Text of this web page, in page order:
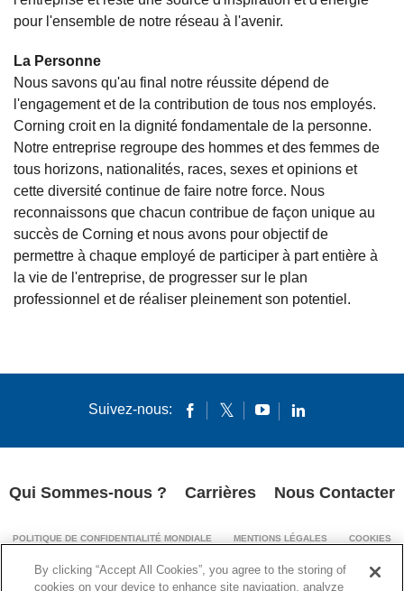
pour l'ensemble de notre réseau à l'avenir.
La Personne
Nous savons qu'au final notre réussite dépend de
l'engagement et de la contribution de tous nos employés.
Corning croit en la dignité fondamentale de la personne.
Notre entreprise regroupe des hommes et des femmes de
tous horizons, nationalités, races, sexes et opinions et
cette diversité continue de faire notre force. Nous
reconnaissons que chacun contribue de façon unique au
succès de Corning et nous avons pour objectif de
permettre à chaque employé de participer à part entière à
la vie de l'entreprise, de progresser sur le plan
professionnel et de réaliser pleinement son potentiel.
Suivez-nous:
Qui Sommes-nous ? Carrières Nous Contacter
POLITIQUE DE CONFIDENTIALITÉ MONDIALE MENTIONS LÉGALES COOKIES
TRANSPARENCE DE LA CHAÎNE D’APPROVISIONNEMENT
By clicking “Accept All Cookies”, you agree to the storing of
cookies on your device to enhance site navigation, analyze